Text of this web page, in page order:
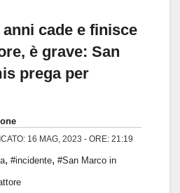
cade e finisce
è grave: San
prega per
16 MAG, 2023 - ORE: 21:19
, #incidente, #San Marco in